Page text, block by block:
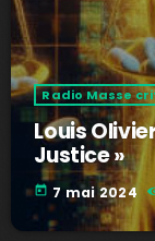
Radio Masse
Louis
Justice »
today 7 mai 2024